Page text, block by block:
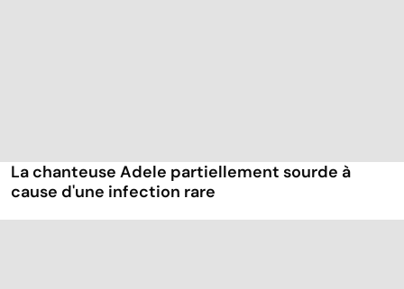
La chanteuse Adele partiellement sourde à
cause d'une infection rare